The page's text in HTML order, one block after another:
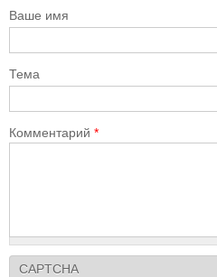
Ваше имя
Тема
Комментарий *
CAPTCHA